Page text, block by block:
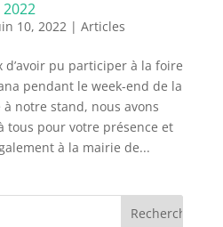
10, 2022| Articles
d’avoir pu participer à la foire
pendant le week-end de la
à notre stand, nous avons
tous pour votre présence et
à la mairie de...